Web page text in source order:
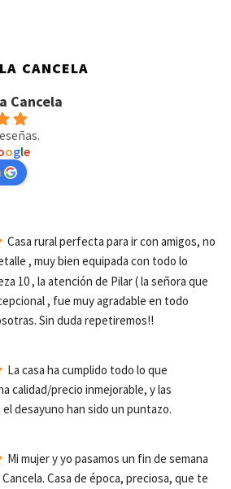
CANCELA
Cancela
ogle
Casa rural perfecta para ir con amigos, no
, muy bien equipada con todo lo
10 , la atención de Pilar ( la señora que
, fue muy agradable en todo
Sin duda repetiremos!!
La casa ha cumplido todo lo que
calidad/precio inmejorable, y las
el desayuno han sido un puntazo.
Mi mujer y yo pasamos un fin de semana
Casa de época, preciosa, que te